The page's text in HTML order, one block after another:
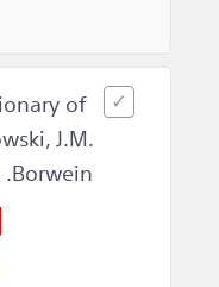
of
J.M.
Borwein.